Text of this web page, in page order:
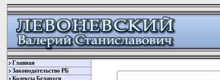
Главная
Законодательство РБ
Кодексы Беларуси